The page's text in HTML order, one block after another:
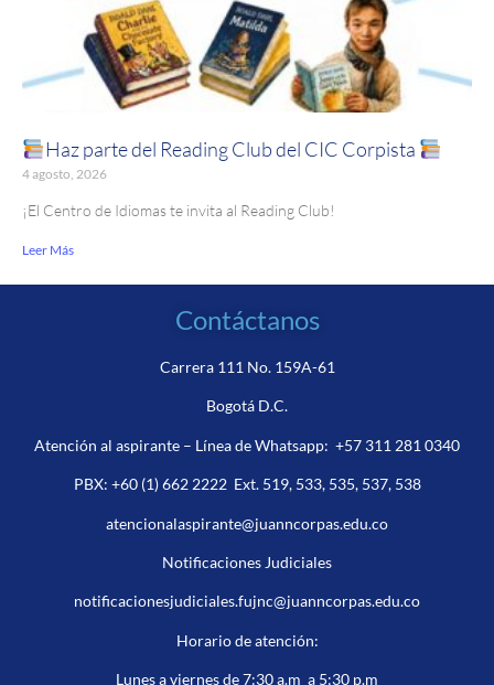
Haz parte del Reading Club del CIC Corpista
4 agosto, 2026
¡El Centro de Idiomas te invita al Reading Club!
Leer Más
Contáctanos
Carrera 111 No. 159A-61
Bogotá D.C.
Atención al aspirante – Línea de Whatsapp: +57 311 281 0340
PBX: +60 (1) 662 2222Ext. 519, 533, 535, 537, 538
atencionalaspirante@juanncorpas.edu.co
Notificaciones Judiciales
notificacionesjudiciales.fujnc@juanncorpas.edu.co
Horario de atención:
Lunes a viernes de 7:30 a.m a 5:30 p.m